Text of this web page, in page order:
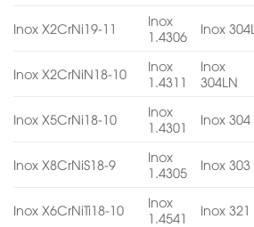
Inox X2CrNi19-11
Inox
1.4306
Inox 304L
Inox X2CrNiN18-10
Inox
1.4311
Inox
304LN
Inox X5CrNi18-10
Inox
1.4301
Inox 304
Inox X8CrNiS18-9
Inox
1.4305
Inox 303
Inox X6CrNiTi18-10
Inox
1.4541
Inox 321